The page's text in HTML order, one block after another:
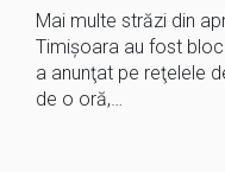
Mai multe străzi din
Timişoara au fost
a anunţat pe reţelele
de o oră,…